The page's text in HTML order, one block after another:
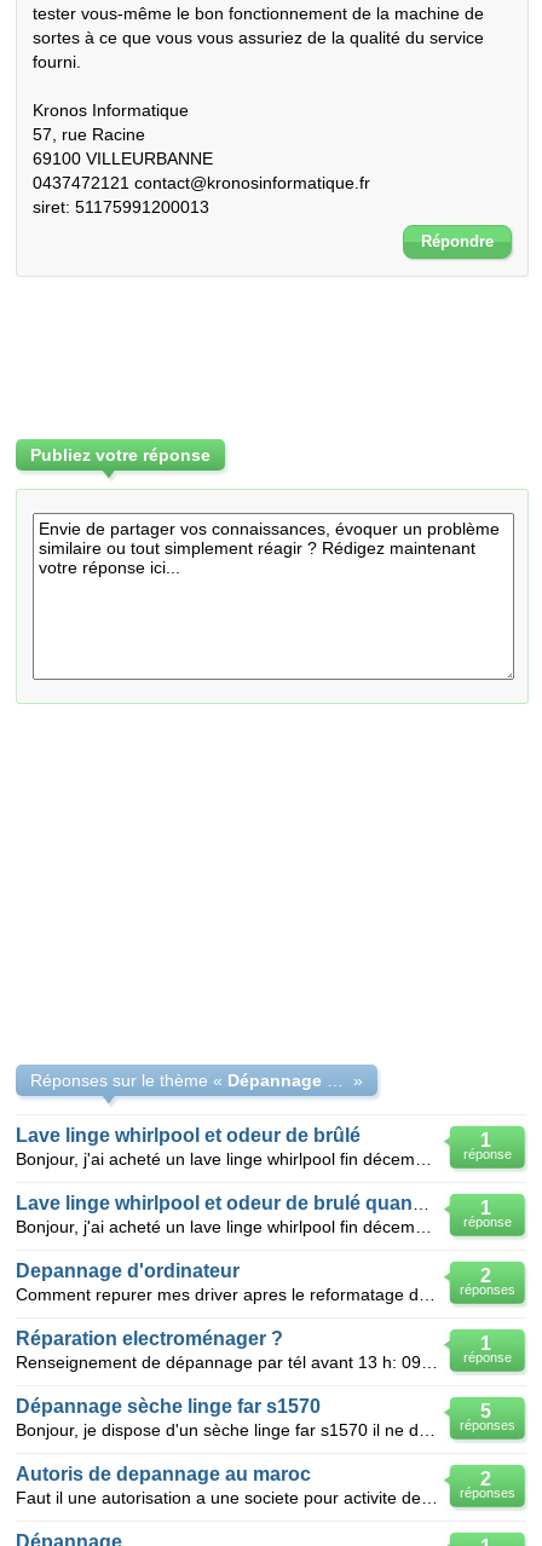
tester vous-même le bon fonctionnement de la machine de
sortes à ce que vous vous assuriez de la qualité du service
fourni.
Kronos Informatique
57, rue Racine
69100 VILLEURBANNE
0437472121 contact@kronosinformatique.fr
siret: 51175991200013
Répondre
Publiez votre réponse
Réponses sur le thème « »
1
réponse
Lave linge whirlpool et odeur de brûlé
1
réponse
2
réponses
Depannage d'ordinateur
1
réponse
Réparation electroménager ?
5
réponses
Dépannage sèche linge far s1570
2
réponses
Autoris de depannage au maroc
Dépannage